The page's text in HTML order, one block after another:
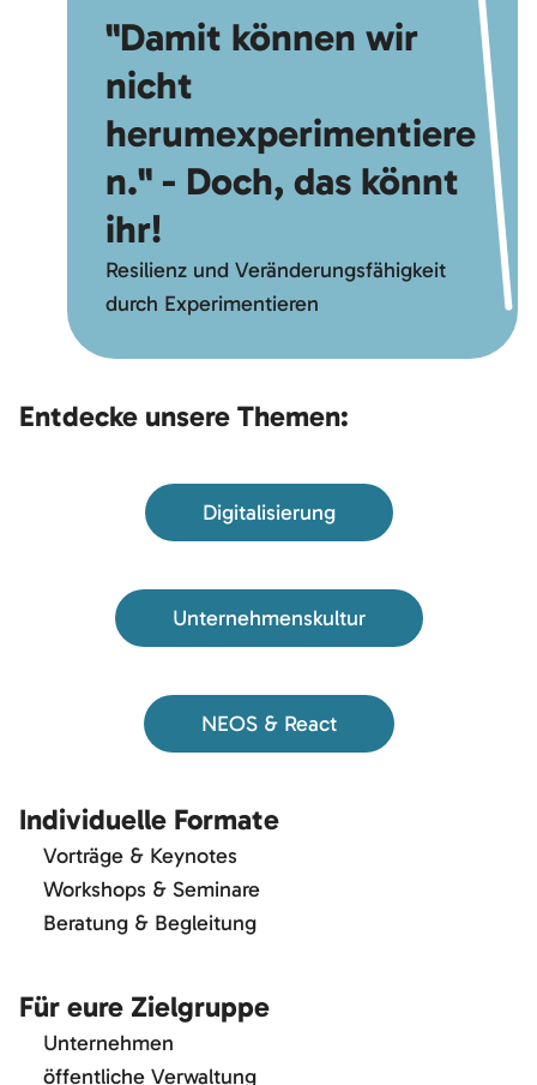
"Damit können wir
nicht
herumexperimentiere
n." - Doch, das könnt
ihr!
Resilienz und Veränderungsfähigkeit
durch Experimentieren
Entdecke unsere Themen:
Digitalisierung
Unternehmenskultur
NEOS & React
Individuelle Formate
Vorträge & Keynotes
Workshops & Seminare
Beratung & Begleitung
Für eure Zielgruppe
Unternehmen
öffentliche Verwaltung